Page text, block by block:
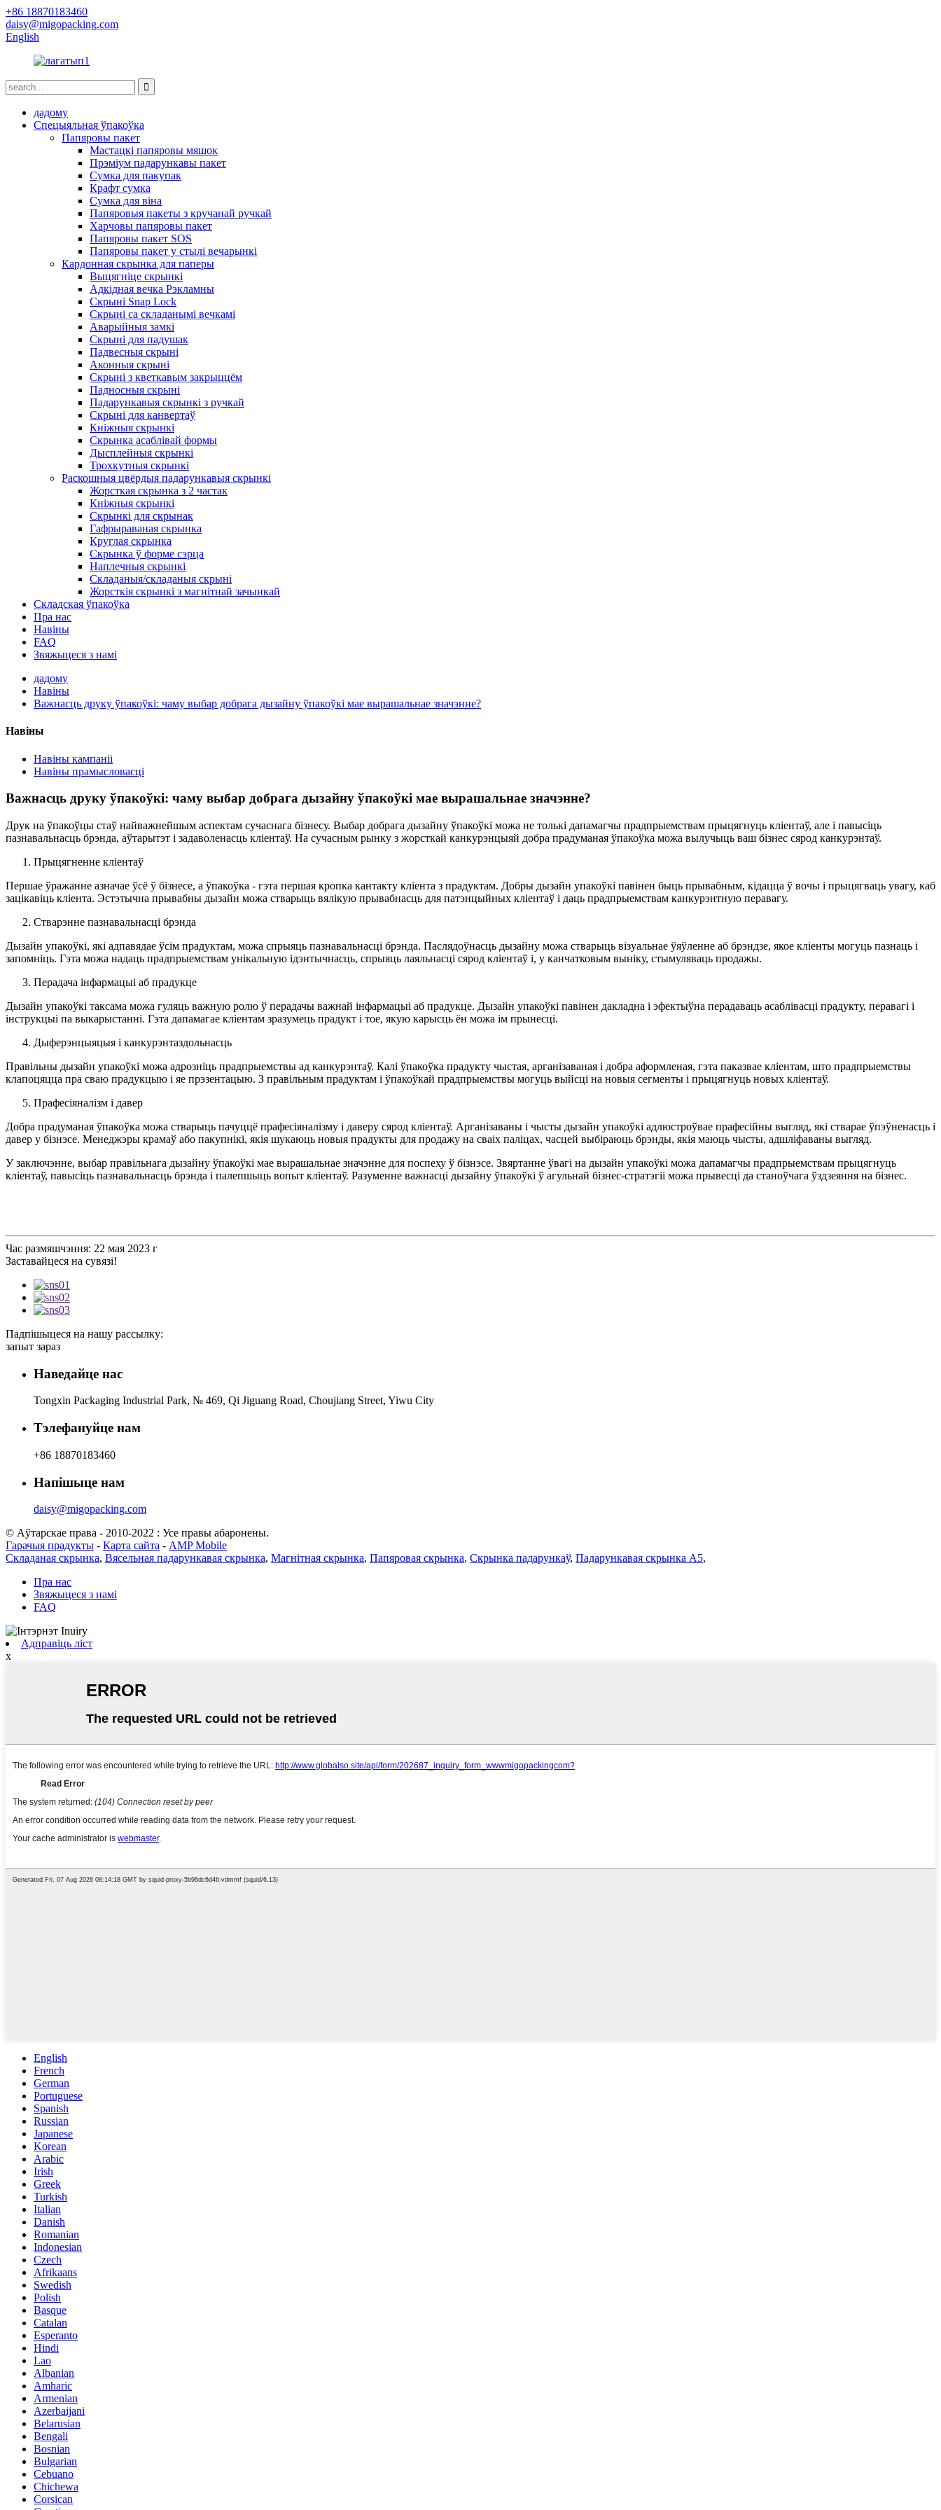
+86 18870183460
daisy@migopacking.com
English
дадому
Спецыяльная ўпакоўка
Папяровы пакет
Мастацкі папяровы мяшок
Прэміум падарункавы пакет
Сумка для пакупак
Крафт сумка
Сумка для віна
Папяровыя пакеты з кручанай ручкай
Харчовы папяровы пакет
Папяровы пакет SOS
Папяровы пакет у стылі вечарынкі
Кардонная скрынка для паперы
Выцягніце скрынкі
Адкідная вечка Рэкламны
Скрыні Snap Lock
Скрыні са складанымі вечкамі
Аварыйныя замкі
Скрыні для падушак
Падвесныя скрыні
Аконныя скрыні
Скрыні з кветкавым закрыццём
Падносныя скрыні
Падарункавыя скрынкі з ручкай
Скрыні для канвертаў
Кніжныя скрынкі
Скрынка асаблівай формы
Дысплейныя скрынкі
Трохкутныя скрынкі
Раскошныя цвёрдыя падарункавыя скрынкі
Жорсткая скрынка з 2 частак
Кніжныя скрынкі
Скрынкі для скрынак
Гафрыраваная скрынка
Круглая скрынка
Скрынка ў форме сэрца
Наплечныя скрынкі
Складаныя/складаныя скрыні
Жорсткія скрынкі з магнітнай зачынкай
Складская ўпакоўка
Пра нас
Навіны
FAQ
Звяжыцеся з намі
дадому
Навіны
Важнасць друку ўпакоўкі: чаму выбар добрага дызайну ўпакоўкі мае вырашальнае значэнне?
Навіны
Навіны кампаніі
Навіны прамысловасці
Важнасць друку ўпакоўкі: чаму выбар добрага дызайну ўпакоўкі мае вырашальнае значэнне?
Друк на ўпакоўцы стаў найважнейшым аспектам сучаснага бізнесу. Выбар добрага дызайну ўпакоўкі можа не толькі дапамагчы прадпрыемствам прыцягнуць кліентаў, але і павысіць
пазнавальнасць брэнда, аўтарытэт і задаволенасць кліентаў. На сучасным рынку з жорсткай канкурэнцыяй добра прадуманая ўпакоўка можа вылучыць ваш бізнес сярод канкурэнтаў.
Прыцягненне кліентаў
Першае ўражанне азначае ўсё ў бізнесе, а ўпакоўка - гэта першая кропка кантакту кліента з прадуктам. Добры дызайн упакоўкі павінен быць прывабным, кідацца ў вочы і прыцягваць увагу, каб
зацікавіць кліента. Эстэтычна прывабны дызайн можа стварыць вялікую прывабнасць для патэнцыйных кліентаў і даць прадпрыемствам канкурэнтную перавагу.
Стварэнне пазнавальнасці брэнда
Дызайн упакоўкі, які адпавядае ўсім прадуктам, можа спрыяць пазнавальнасці брэнда. Паслядоўнасць дызайну можа стварыць візуальнае ўяўленне аб брэндзе, якое кліенты могуць пазнаць і
запомніць. Гэта можа надаць прадпрыемствам унікальную ідэнтычнасць, спрыяць лаяльнасці сярод кліентаў і, у канчатковым выніку, стымуляваць продажы.
Перадача інфармацыі аб прадукце
Дызайн упакоўкі таксама можа гуляць важную ролю ў перадачы важнай інфармацыі аб прадукце. Дызайн упакоўкі павінен дакладна і эфектыўна перадаваць асаблівасці прадукту, перавагі і
інструкцыі па выкарыстанні. Гэта дапамагае кліентам зразумець прадукт і тое, якую карысць ён можа ім прынесці.
Дыферэнцыяцыя і канкурэнтаздольнасць
Правільны дызайн упакоўкі можа адрозніць прадпрыемствы ад канкурэнтаў. Калі ўпакоўка прадукту чыстая, арганізаваная і добра аформленая, гэта паказвае кліентам, што прадпрыемствы
клапоцяцца пра сваю прадукцыю і яе прэзентацыю. З правільным прадуктам і ўпакоўкай прадпрыемствы могуць выйсці на новыя сегменты і прыцягнуць новых кліентаў.
Прафесіяналізм і давер
Добра прадуманая ўпакоўка можа стварыць пачуццё прафесіяналізму і даверу сярод кліентаў. Арганізаваны і чысты дызайн упакоўкі адлюстроўвае прафесійны выгляд, які стварае ўпэўненасць і
давер у бізнэсе. Менеджэры крамаў або пакупнікі, якія шукаюць новыя прадукты для продажу на сваіх паліцах, часцей выбіраюць брэнды, якія маюць чысты, адшліфаваны выгляд.
У заключэнне, выбар правільнага дызайну ўпакоўкі мае вырашальнае значэнне для поспеху ў бізнэсе. Звяртанне ўвагі на дызайн упакоўкі можа дапамагчы прадпрыемствам прыцягнуць
кліентаў, павысіць пазнавальнасць брэнда і палепшыць вопыт кліентаў. Разуменне важнасці дызайну ўпакоўкі ў агульнай бізнес-стратэгіі можа прывесці да станоўчага ўздзеяння на бізнес.
Час размяшчэння: 22 мая 2023 г
Заставайцеся на сувязі!
Падпішыцеся на нашу рассылку:
запыт зараз
Наведайце нас
Tongxin Packaging Industrial Park, № 469, Qi Jiguang Road, Choujiang Street, Yiwu City
Тэлефануйце нам
+86 18870183460
Напішыце нам
daisy@migopacking.com
© Аўтарскае права - 2010-2022 : Усе правы абаронены.
Гарачыя прадукты - Карта сайта - AMP Mobile
Складаная скрынка, Вясельная падарункавая скрынка, Магнітная скрынка, Папяровая скрынка, Скрынка падарункаў, Падарункавая скрынка А5,
Пра нас
Звяжыцеся з намі
FAQ
Адправіць ліст
x
English
French
German
Portuguese
Spanish
Russian
Japanese
Korean
Arabic
Irish
Greek
Turkish
Italian
Danish
Romanian
Indonesian
Czech
Afrikaans
Swedish
Polish
Basque
Catalan
Esperanto
Hindi
Lao
Albanian
Amharic
Armenian
Azerbaijani
Belarusian
Bengali
Bosnian
Bulgarian
Cebuano
Chichewa
Corsican